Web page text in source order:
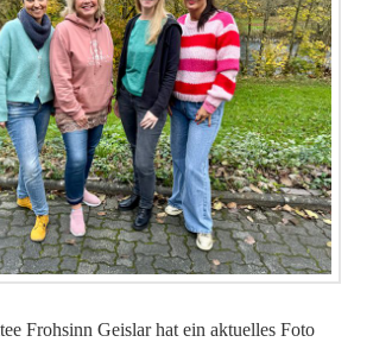
Frohsinn Geislar hat ein aktuelles Foto